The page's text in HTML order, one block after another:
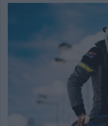
DIGITÁLIS MAGAZIN
VERSENYNAPTÁRAK